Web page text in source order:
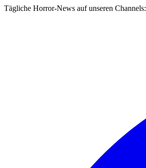
Tägliche Horror-News auf unseren Channels: